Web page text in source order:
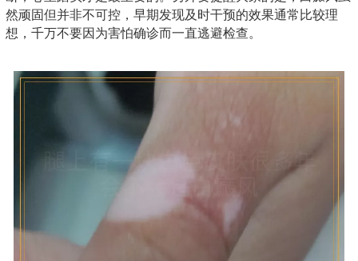
然顽固但并非不可控，早期发现及时干预的效果通常比较理
想，千万不要因为害怕确诊而一直逃避检查。